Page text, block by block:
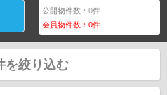
公開物件数：0件
会員物件数：0件
を絞り込む